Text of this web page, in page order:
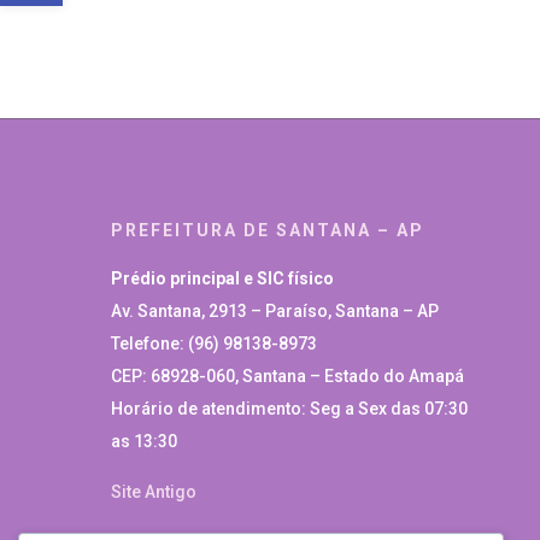
PREFEITURA DE SANTANA – AP
Prédio principal e SIC físico
Av. Santana, 2913 – Paraíso, Santana – AP
Telefone: (96) 98138-8973
CEP: 68928-060, Santana – Estado do Amapá
Horário de atendimento: Seg a Sex das 07:30
as 13:30
Site Antigo